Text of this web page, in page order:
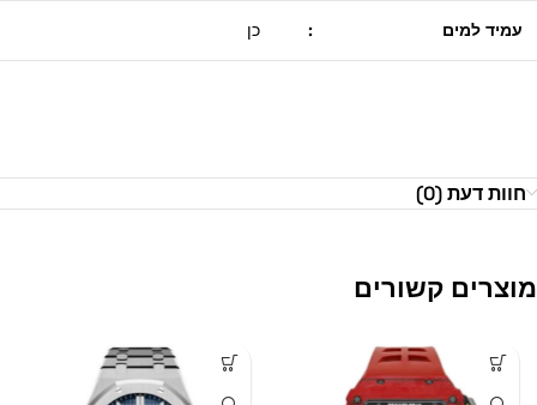
עמיד למים : כן
חוות דעת (0)
מוצרים קשורים